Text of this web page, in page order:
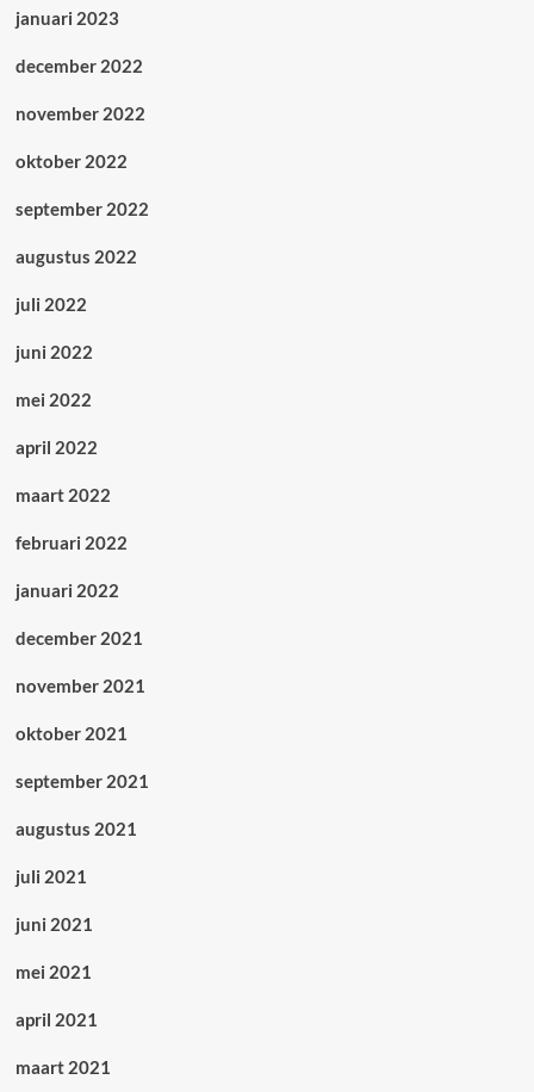
januari 2023
december 2022
november 2022
oktober 2022
september 2022
augustus 2022
juli 2022
juni 2022
mei 2022
april 2022
maart 2022
februari 2022
januari 2022
december 2021
november 2021
oktober 2021
september 2021
augustus 2021
juli 2021
juni 2021
mei 2021
april 2021
maart 2021